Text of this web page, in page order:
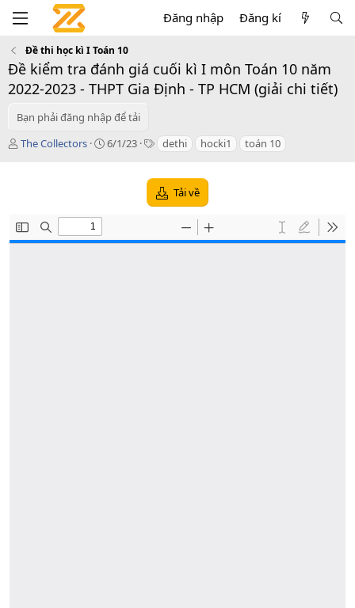
Đăng nhập Đăng kí
Đề thi học kì I Toán 10
Đề kiểm tra đánh giá cuối kì I môn Toán 10 năm
2022-2023 - THPT Gia Định - TP HCM (giải chi tiết)
Bạn phải đăng nhập để tải
T
The Collectors
C
n
6/1/23
T
s
dethi hocki1 toán 10
Tải về